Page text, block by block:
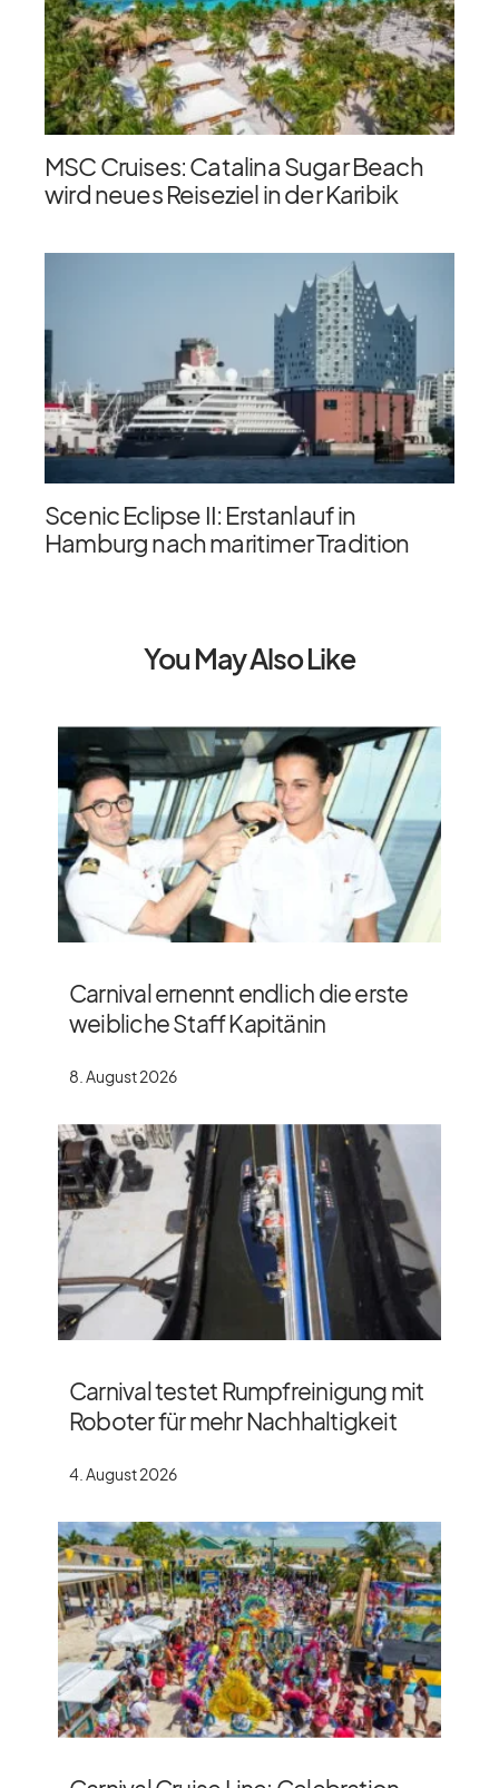
MSC Cruises: Catalina Sugar Beach
wird neues Reiseziel in der Karibik
Scenic Eclipse II: Erstanlauf in
Hamburg nach maritimer Tradition
You May Also Like
Carnival ernennt endlich die erste
weibliche Staff Kapitänin
8. August 2026
Carnival testet Rumpfreinigung mit
Roboter für mehr Nachhaltigkeit
4. August 2026